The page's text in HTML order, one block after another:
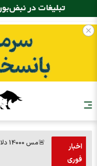
اخبار
فوری
🚨مس 14000 دلاری شد!